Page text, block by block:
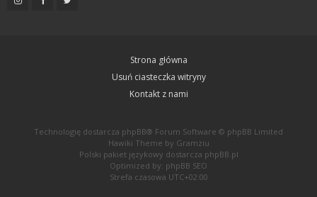
Strona główna
Usuń ciasteczka witryny
Kontakt z nami
Technologię dostarcza phpBB® Forum Software © phpBB Limited
Hawiki Theme by Gramziu
Polski pakiet językowy dostarcza phpBB.pl
Optimized by: phpBB SEO
Strefa czasowa UTC+02:00